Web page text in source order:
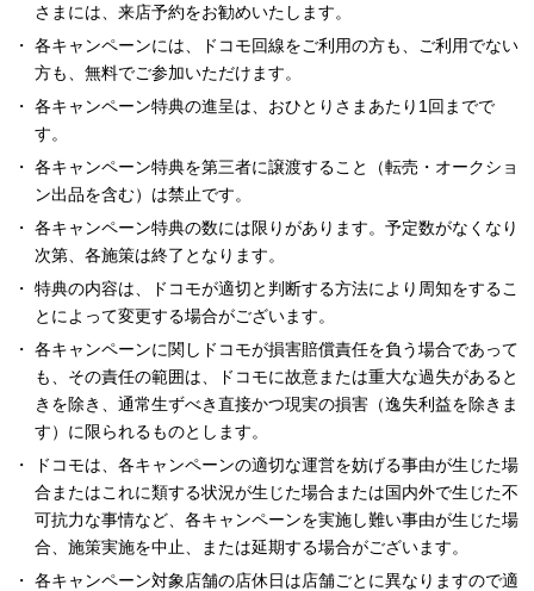
さまには、来店予約をお勧めいたします。
各キャンペーンには、ドコモ回線をご利用の方も、ご利用でない
方も、無料でご参加いただけます。
各キャンペーン特典の進呈は、おひとりさまあたり1回までで
す。
各キャンペーン特典を第三者に譲渡すること（転売・オークショ
ン出品を含む）は禁止です。
各キャンペーン特典の数には限りがあります。予定数がなくなり
次第、各施策は終了となります。
特典の内容は、ドコモが適切と判断する方法により周知をするこ
とによって変更する場合がございます。
各キャンペーンに関しドコモが損害賠償責任を負う場合であって
も、その責任の範囲は、ドコモに故意または重大な過失があると
きを除き、通常生ずべき直接かつ現実の損害（逸失利益を除きま
す）に限られるものとします。
ドコモは、各キャンペーンの適切な運営を妨げる事由が生じた場
合またはこれに類する状況が生じた場合または国内外で生じた不
可抗力な事情など、各キャンペーンを実施し難い事由が生じた場
合、施策実施を中止、または延期する場合がございます。
各キャンペーン対象店舗の店休日は店舗ごとに異なりますので適